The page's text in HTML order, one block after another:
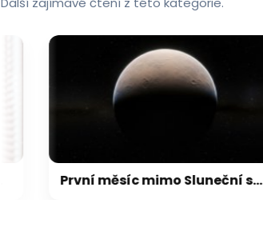
První měsíc mimo Sluneční soustavu: Vědci možná objevili výjimečný systém